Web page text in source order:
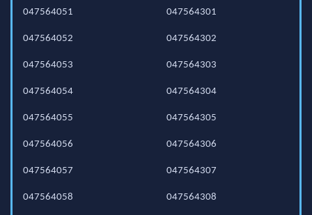
047564051
047564052
047564053
047564054
047564055
047564056
047564057
047564058
047564301
047564302
047564303
047564304
047564305
047564306
047564307
047564308